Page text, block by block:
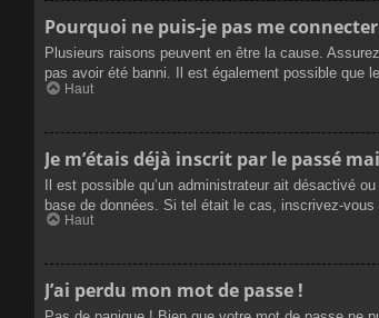
Pourquoi ne puis-je pas me
Plusieurs raisons peuvent en être la cause.
pas avoir été banni. Il est également possible que
Haut
Je m’étais déjà inscrit par le passé
Il est possible qu’un administrateur ait désactivé
base de données. Si tel était le cas, inscrivez-
Haut
J’ai perdu mon mot de passe !